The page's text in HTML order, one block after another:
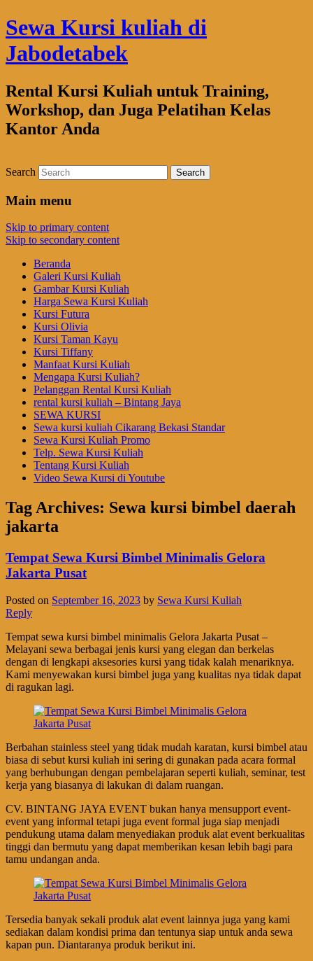
Sewa Kursi kuliah di
Jabodetabek
Rental Kursi Kuliah untuk Training,
Workshop, dan Juga Pelatihan Kelas
Kantor Anda
Search
Main menu
Skip to primary content
Skip to secondary content
Beranda
Galeri Kursi Kuliah
Gambar Kursi Kuliah
Harga Sewa Kursi Kuliah
Kursi Futura
Kursi Olivia
Kursi Taman Kayu
Kursi Tiffany
Manfaat Kursi Kuliah
Mengapa Kursi Kuliah?
Pelanggan Rental Kursi Kuliah
rental kursi kuliah – Bintang Jaya
SEWA KURSI
Sewa kursi kuliah Cikarang Bekasi Standar
Sewa Kursi Kuliah Promo
Telp. Sewa Kursi Kuliah
Tentang Kursi Kuliah
Video Sewa Kursi di Youtube
Tag Archives: Sewa kursi bimbel daerah
jakarta
Tempat Sewa Kursi Bimbel Minimalis Gelora
Jakarta Pusat
Posted on September 16, 2023 by Sewa Kursi Kuliah
Reply
Tempat sewa kursi bimbel minimalis Gelora Jakarta Pusat –
Melayani sewa berbagai jenis kursi yang elegan dan berkelas
dengan di lengkapi aksesories kursi yang tidak kalah menariknya.
Kami menyewakan kursi bimbel juga yang kualitas nya tidak dapat
di ragukan lagi.
Berbahan stainless steel yang tidak mudah karatan, kursi bimbel atau
biasa di sebut kursi kuliah ini sering di gunakan pada acara formal
yang berhubungan dengan pembelajaran seperti kuliah, seminar, test
kerja yang biasanya di lakukan di dalam ruangan.
CV. BINTANG JAYA EVENT bukan hanya mensupport event-
event yang informal tetapi juga event formal juga siap menjadi
pendukung utama dalam menyediakan produk alat event berkualitas
tinggi dan bermutu yang dapat memberikan kesan lebih bagi para
tamu undangan anda.
Tersedia banyak sekali produk alat event lainnya juga yang kami
sediakan dalam kondisi prima dan tentunya siap untuk anda sewa
kapan pun. Diantaranya produk berikut ini.